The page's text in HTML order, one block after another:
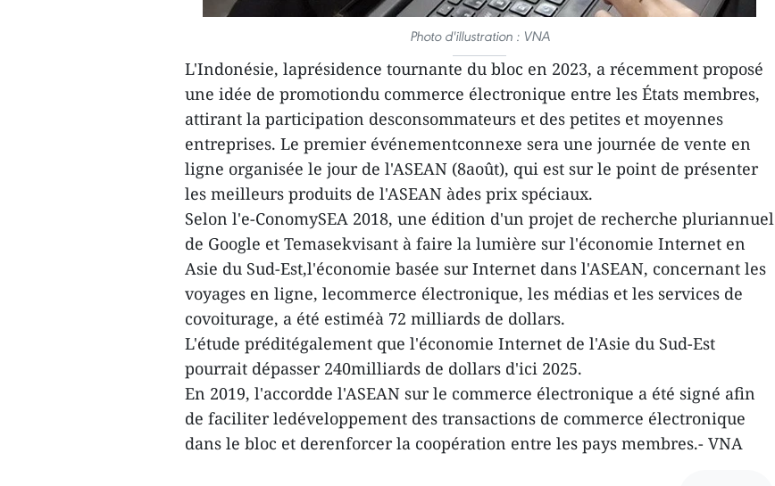
Photo d'illustration : VNA
L'Indonésie, laprésidence tournante du bloc en 2023, a récemment proposé
une idée de promotiondu commerce électronique entre les États membres,
attirant la participation desconsommateurs et des petites et moyennes
entreprises. Le premier événementconnexe sera une journée de vente en
ligne organisée le jour de l'ASEAN (8août), qui est sur le point de présenter
les meilleurs produits de l'ASEAN àdes prix spéciaux.
Selon l'e-ConomySEA 2018, une édition d'un projet de recherche pluriannuel
de Google et Temasekvisant à faire la lumière sur l'économie Internet en
Asie du Sud-Est,l'économie basée sur Internet dans l'ASEAN, concernant les
voyages en ligne, lecommerce électronique, les médias et les services de
covoiturage, a été estiméà 72 milliards de dollars.
L'étude préditégalement que l'économie Internet de l'Asie du Sud-Est
pourrait dépasser 240milliards de dollars d'ici 2025.
En 2019, l'accordde l'ASEAN sur le commerce électronique a été signé afin
de faciliter ledéveloppement des transactions de commerce électronique
dans le bloc et derenforcer la coopération entre les pays membres.- VNA